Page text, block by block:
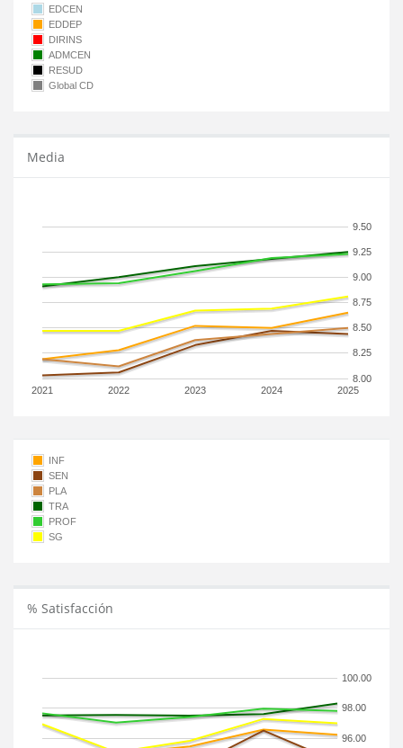
EDCEN
EDDEP
DIRINS
ADMCEN
RESUD
Global CD
Media
2021 2022 2023 2024 2025
8.00
8.25
8.50
8.75
9.00
9.25
9.50
INF
SEN
PLA
TRA
PROF
SG
% Satisfacción
96.00
98.00
100.00